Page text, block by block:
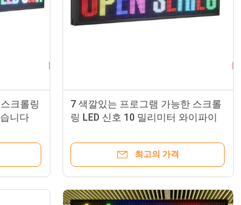
크롤링
니다
7 색깔있는 프로그램 가능한 스크롤
링 LED 신호 10 밀리미터 와이파이
최고의 가격